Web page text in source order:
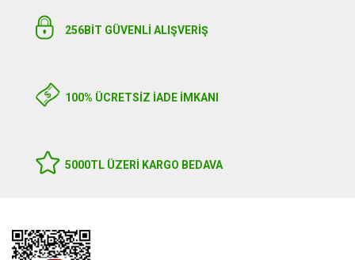
256BIT GÜVENLİ ALIŞVERİŞ
100% ÜCRETSİZ İADE İMKANI
5000TL ÜZERI KARGO BEDAVA